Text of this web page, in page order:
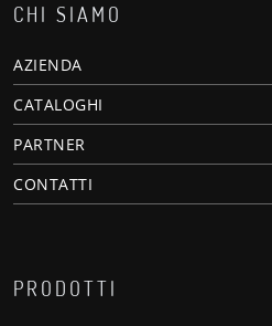
CHI SIAMO
AZIENDA
CATALOGHI
PARTNER
CONTATTI
PRODOTTI